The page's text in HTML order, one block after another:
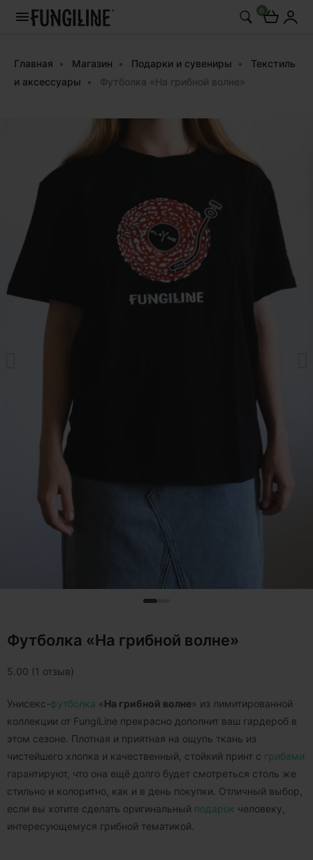
0
Главная Магазин Подарки и сувениры
Текстиль
и аксессуары
Футболка «На грибной волне»
5.00 (1 отзыв)
Футболка «На грибной волне»
Унисекс-футболка «На грибной волне» из лимитированной
коллекции от FungiLine прекрасно дополнит ваш гардероб в
этом сезоне. Плотная и приятная на ощупь ткань из
чистейшего хлопка и качественный, стойкий принт с грибами
гарантируют, что она ещё долго будет смотреться столь же
стильно и колоритно, как и в день покупки. Отличный выбор,
если вы хотите сделать оригинальный подарок человеку,
интересующемуся грибной тематикой.